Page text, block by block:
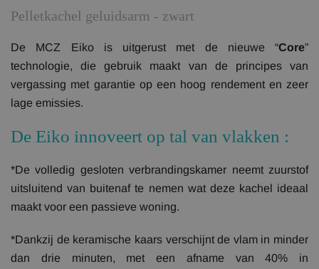
Pelletkachel geluidsarm - zwart
De MCZ Eiko is uitgerust met de nieuwe “Core”
technologie, die gebruik maakt van de principes van
vergassing met garantie op een hoog rendement en zeer
lage emissies.
De Eiko innoveert op tal van vlakken :
*De volledig gesloten verbrandingskamer neemt zuurstof
uitsluitend van buitenaf te nemen wat deze kachel ideaal
maakt voor een passieve woning.
*Dankzij de keramische kaars verschijnt de vlam in minder
dan drie minuten, met een afname van 40% in